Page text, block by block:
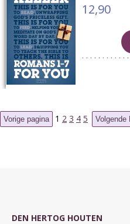
12,90
1 2 3 4 5
DEN HERTOG HOUTEN